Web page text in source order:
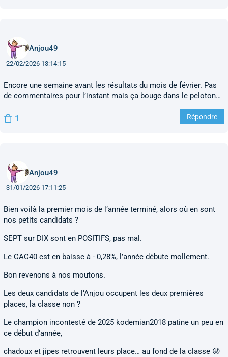
Anjou49
22/02/2026 13:14:15
Encore une semaine avant les résultats du mois de février. Pas
de commentaires pour l’instant mais ça bouge dans le peloton…
1 Répondre
Anjou49
31/01/2026 17:11:25
Bien voilà la premier mois de l’année terminé, alors où en sont
nos petits candidats ?
SEPT sur DIX sont en POSITIFS, pas mal.
Le CAC40 est en baisse à - 0,28%, l’année débute mollement.
Bon revenons à nos moutons.
Les deux candidats de l’Anjou occupent les deux premières
places, la classe non ?
Le champion incontesté de 2025 kodemian2018 patine un peu en
ce début d’année,
chadoux et jipes retrouvent leurs place… au fond de la classe 😜